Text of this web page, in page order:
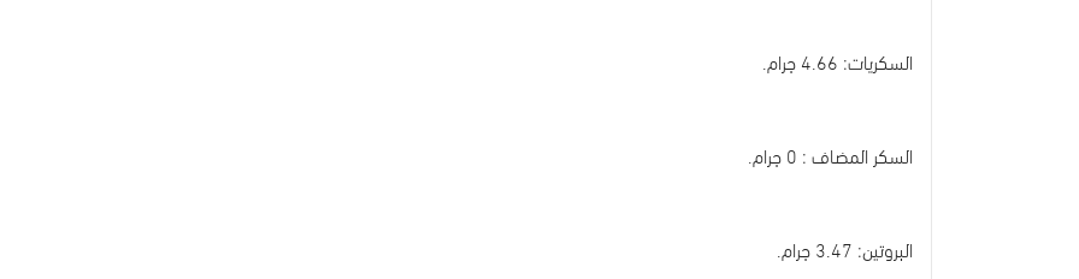
السكريات: 4.66 جرام.
السكر المضاف : 0 جرام.
البروتين: 3.47 جرام.